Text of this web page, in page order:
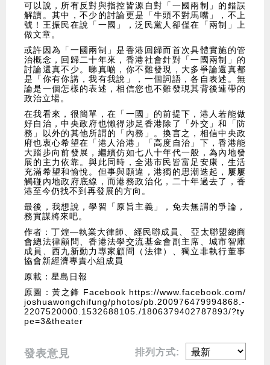
可以說，所有反對與指控皆源自對「一國兩制」的錯誤
解讀。其中，不少的討論更是「牛頭不對馬嘴」，不上
號！王振民在說「一國」，泛民黨人卻僅在「兩制」上
做文章。
或許因為「一國兩制」是香港回歸而首次具體實施的管
治概念，回歸二十年來，香港社會針對「一國兩制」的
討論還真不少。睇真啲，你不難發現，大多爭論還真都
是「你有你講，我有我說」，一個詞語，各自表述。無
論是一個怎樣的表述，相信您也不難發現其背後連帶的
政治立場。
在我看來，很簡單，在「一國」的前提下，港人若能做
好自治，中央政府也懶得涉足香港除了「外交」和「防
務」以外的其他所謂的「內務」。換言之，相信中央政
府也衷心希望在「港人治港」「高度自治」下，香港能
大踏步向前發展，繼續仿如七八十年代一般，為內地發
展的主力依靠。與此同時，全港市民皆富足安康，生活
充滿希望和愉悅。但事與願違，港獨的思潮迭起，屢屢
觸碰內地政府底線，而港務政治化，二十年過去了，香
港至今仍找不到再發展的方向。
最後，我想說，學習「原旨主義」，免去無謂的爭論，
務實謀將來吧。
作者：丁煌—執業大律師、經民聯成員、 亞太聯盟總商
會總法律顧問、香港法學交流基金會副主席、城市智庫
成員、西九新動力專家顧問（法律）、獨立非執行董事
協會新經濟專責小組成員
原載：星島日報
原圖：黃之鋒 Facebook https://www.facebook.com/
joshuawongchifung/photos/pb.200976479994868.-
2207520000.1532688105./1806379402787893/?ty
pe=3&theater
發表意見 排列方式: